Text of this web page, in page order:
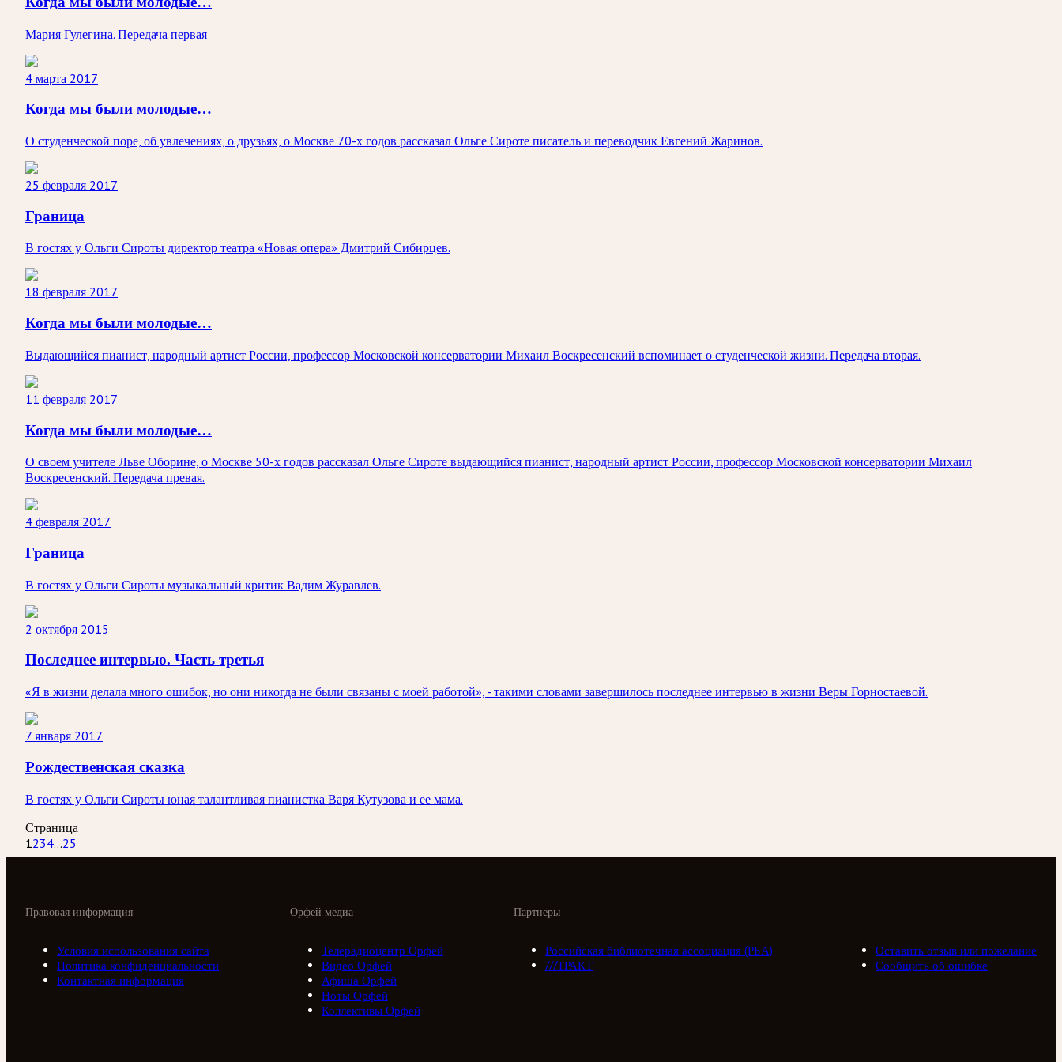
Мария Гулегина. Передача первая
4 марта 2017
Когда мы были молодые…
О студенческой поре, об увлечениях, о друзьях, о Москве 70-х годов рассказал Ольге Сироте писатель и переводчик Евгений Жаринов.
25 февраля 2017
Граница
В гостях у Ольги Сироты директор театра «Новая опера» Дмитрий Сибирцев.
18 февраля 2017
Когда мы были молодые…
Выдающийся пианист, народный артист России, профессор Московской консерватории Михаил Воскресенский вспоминает о студенческой жизни. Передача вторая.
11 февраля 2017
Когда мы были молодые…
О своем учителе Льве Оборине, о Москве 50-х годов рассказал Ольге Сироте выдающийся пианист, народный артист России, профессор Московской консерватории Михаил
Воскресенский. Передача превая.
4 февраля 2017
Граница
В гостях у Ольги Сироты музыкальный критик Вадим Журавлев.
2 октября 2015
Последнее интервью. Часть третья
«Я в жизни делала много ошибок, но они никогда не были связаны с моей работой», - такими словами завершилось последнее интервью в жизни Веры Горностаевой.
7 января 2017
Рождественская сказка
В гостях у Ольги Сироты юная талантливая пианистка Варя Кутузова и ее мама.
Страница
1234...25
Орфей медиа
Телерадиоцентр Орфей
Видео Орфей
Афиша Орфей
Ноты Орфей
Коллективы Орфей
Партнеры
Российская библиотечная ассоциация (РБА)
///ТРАКТ
Правовая информация
Условия использования сайта
Политика конфиденциальности
Контактная информация
Оставить отзыв или пожелание
Сообщить об ошибке